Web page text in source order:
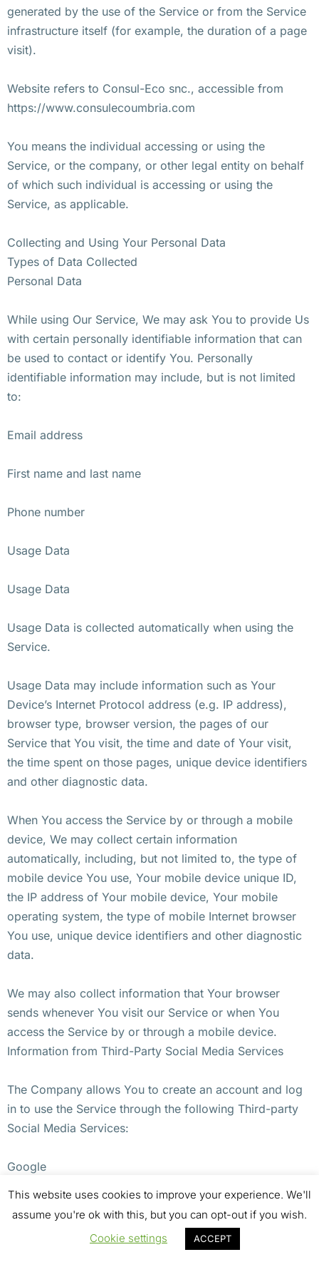
generated by the use of the Service or from the Service
infrastructure itself (for example, the duration of a page
visit).
Website refers to Consul-Eco snc., accessible from
https://www.consulecoumbria.com
You means the individual accessing or using the
Service, or the company, or other legal entity on behalf
of which such individual is accessing or using the
Service, as applicable.
Collecting and Using Your Personal Data
Types of Data Collected
Personal Data
While using Our Service, We may ask You to provide Us
with certain personally identifiable information that can
be used to contact or identify You. Personally
identifiable information may include, but is not limited
to:
Email address
First name and last name
Phone number
Usage Data
Usage Data
Usage Data is collected automatically when using the
Service.
Usage Data may include information such as Your
Device’s Internet Protocol address (e.g. IP address),
browser type, browser version, the pages of our
Service that You visit, the time and date of Your visit,
the time spent on those pages, unique device identifiers
and other diagnostic data.
When You access the Service by or through a mobile
device, We may collect certain information
automatically, including, but not limited to, the type of
mobile device You use, Your mobile device unique ID,
the IP address of Your mobile device, Your mobile
operating system, the type of mobile Internet browser
You use, unique device identifiers and other diagnostic
data.
We may also collect information that Your browser
sends whenever You visit our Service or when You
access the Service by or through a mobile device.
Information from Third-Party Social Media Services
The Company allows You to create an account and log
in to use the Service through the following Third-party
Social Media Services:
Google
If You decide to register through or otherwise grant us
This website uses cookies to improve your experience. We'll
assume you're ok with this, but you can opt-out if you wish.
Cookie settings
ACCEPT